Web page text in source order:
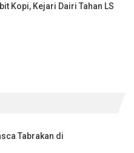
Kopi, Kejari Dairi Tahan LS
Tabrakan di